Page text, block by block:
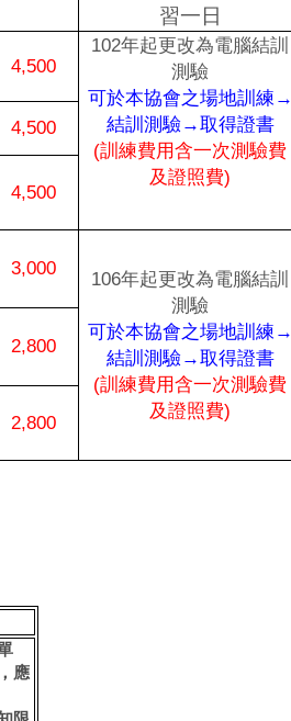
習一日
4,500
102年起更改為電腦結訓
測驗
可於本協會之場地訓練→
結訓測驗→取得證書
(訓練費用含一次測驗費
及證照費)
4,500
4,500
3,000 106年起更改為電腦結訓
測驗
可於本協會之場地訓練→
結訓測驗→取得證書
(訓練費用含一次測驗費
及證照費)
2,800
2,800
應